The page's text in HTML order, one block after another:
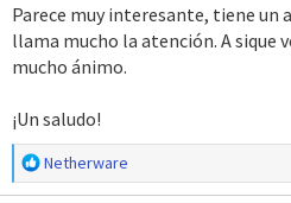
s
:
Parece muy interesante, tiene un
llama mucho la atención. A sique
mucho ánimo.
¡Un saludo!
R
e
Netherware